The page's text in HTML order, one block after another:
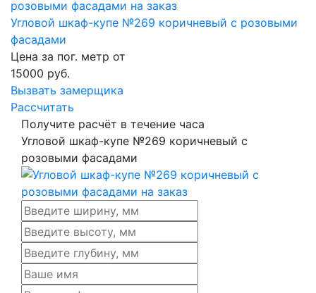
Угловой шкаф-купе №269 коричневый с розовыми
фасадами
Цена за пог. метр от
15000 руб.
Вызвать замерщика
Рассчитать
Получите расчёт в течение часа
Угловой шкаф-купе №269 коричневый с
розовыми фасадами